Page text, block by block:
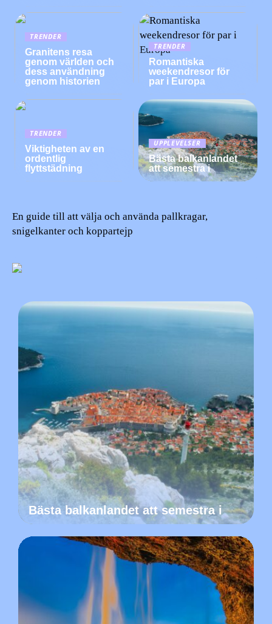
TRENDER
Granitens resa
genom världen och
dess användning
genom historien
TRENDER
Romantiska
weekendresor för
par i Europa
TRENDER
Viktigheten av en
ordentlig
flyttstädning
UPPLEVELSER
Bästa balkanlandet
att semestra i
En guide till att välja och använda pallkragar,
snigelkanter och koppartejp
Bästa balkanlandet att semestra i